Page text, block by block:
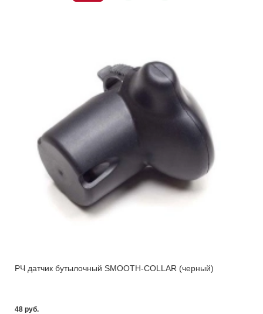
РЧ датчик бутылочный SMOOTH-COLLAR (черный)
48 pуб.